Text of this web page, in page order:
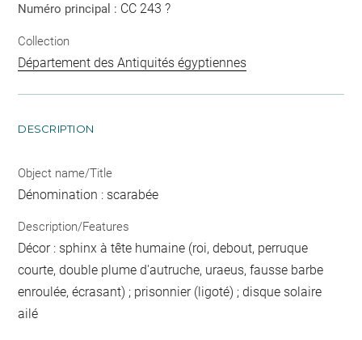
Numéro principal : CC 243 ?
Collection
Département des Antiquités égyptiennes
DESCRIPTION
Object name/Title
Dénomination : scarabée
Description/Features
Décor : sphinx à tête humaine (roi, debout, perruque
courte, double plume d'autruche, uraeus, fausse barbe
enroulée, écrasant) ; prisonnier (ligoté) ; disque solaire
ailé